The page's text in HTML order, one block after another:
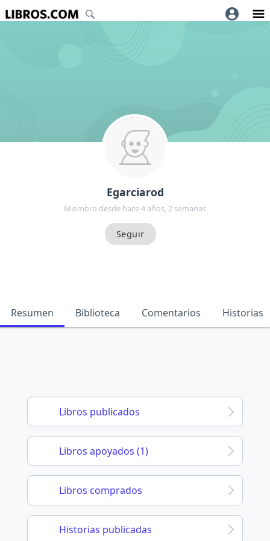
Egarciarod
Miembro desde hace 4 años, 2 semanas
Resumen Biblioteca Comentarios Historias
Libros publicados
Libros apoyados (1)
Libros comprados
Historias publicadas